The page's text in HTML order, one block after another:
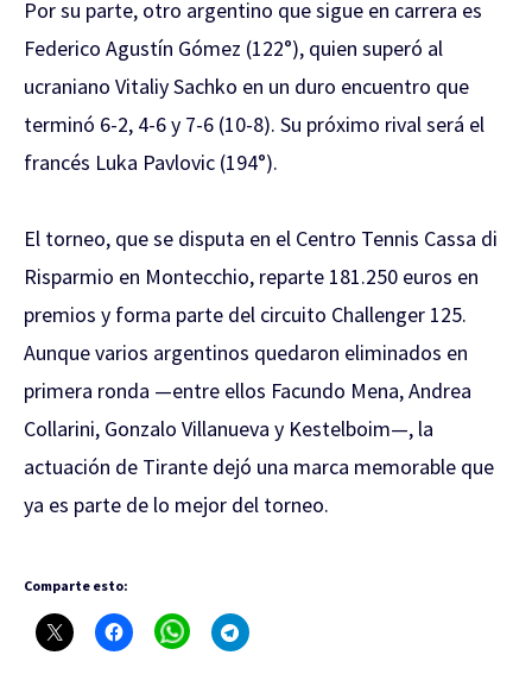
Por su parte, otro argentino que sigue en carrera es
Federico Agustín Gómez (122°), quien superó al
ucraniano Vitaliy Sachko en un duro encuentro que
terminó 6-2, 4-6 y 7-6 (10-8). Su próximo rival será el
francés Luka Pavlovic (194°).
El torneo, que se disputa en el Centro Tennis Cassa di
Risparmio en Montecchio, reparte 181.250 euros en
premios y forma parte del circuito Challenger 125.
Aunque varios argentinos quedaron eliminados en
primera ronda —entre ellos Facundo Mena, Andrea
Collarini, Gonzalo Villanueva y Kestelboim—, la
actuación de Tirante dejó una marca memorable que
ya es parte de lo mejor del torneo.
Comparte esto: